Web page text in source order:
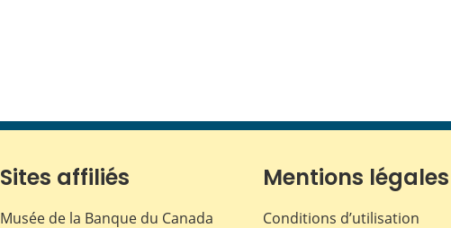
Sites affiliés
Musée de la Banque du Canada
Mentions légales
Conditions d’utilisation